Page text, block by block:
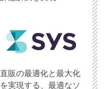
直販の最適化と最大化
を実現する、最適なソ